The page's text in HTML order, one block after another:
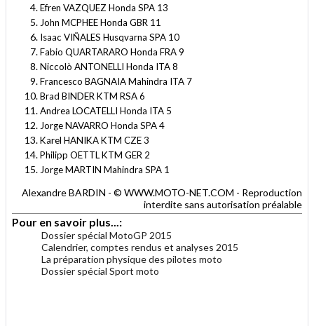
Efren VAZQUEZ Honda SPA 13
John MCPHEE Honda GBR 11
Isaac VIÑALES Husqvarna SPA 10
Fabio QUARTARARO Honda FRA 9
Niccolò ANTONELLI Honda ITA 8
Francesco BAGNAIA Mahindra ITA 7
Brad BINDER KTM RSA 6
Andrea LOCATELLI Honda ITA 5
Jorge NAVARRO Honda SPA 4
Karel HANIKA KTM CZE 3
Philipp OETTL KTM GER 2
Jorge MARTIN Mahindra SPA 1
Alexandre BARDIN - © WWW.MOTO-NET.COM - Reproduction
interdite sans autorisation préalable
Pour en savoir plus...:
Dossier spécial MotoGP 2015
Calendrier, comptes rendus et analyses 2015
La préparation physique des pilotes moto
Dossier spécial Sport moto